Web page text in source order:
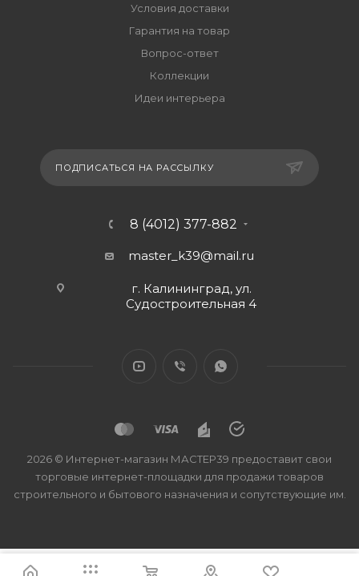
Условия доставки
Гарантия на товар
Вопрос-ответ
Коллекции
Идеи интерьера
ПОДПИСАТЬСЯ НА РАССЫЛКУ
8 (4012) 377-882
master_k39@mail.ru
г. Калининград, ул.
Судостроительная 4
2026 © Интернет-магазин МАСТЕР39 предоставит свои
торговые интернет-площадки для продажи товаров
строительного и бытового назначения и сопутствующие им.